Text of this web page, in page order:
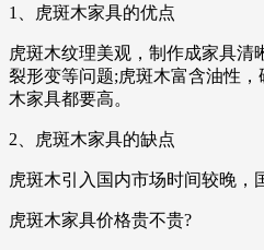
1、虎斑木家具的优点
虎斑木纹理美观，制作成家具
裂形变等问题;虎斑木富含油性
木家具都要高。
2、虎斑木家具的缺点
虎斑木引入国内市场时间较晚，
虎斑木家具价格贵不贵?